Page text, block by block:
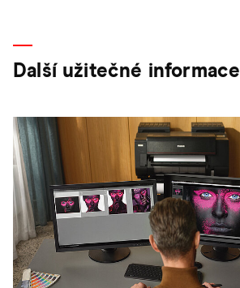
Další užitečné informace